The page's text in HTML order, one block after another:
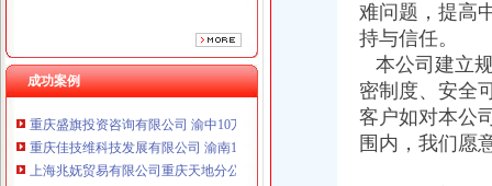
成功案例
重庆奎颜尼商贸有限公司 渝中100万 （工商注册）
重庆慧风涂装材料有限公司 渝高10万 （工商注册）
重庆欧氏科技发展有限公司 渝九50万 （进出口权）
重庆佳技维科技发展有限公司 渝南100万 （进出口权）
上海兆妩贸易有限公司重庆天地分公司 渝中 （工商注册）
重庆鸽牌电线电缆有限公司 渝北10010万 (进出口权)
难问题，提高
持与信任。
本公司建立
密制度、安全
客户如对本公
围内，我们愿